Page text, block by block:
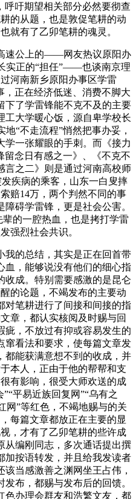
呼吁期望相关部分必然要彻查
的从题，也是敦促笔耕的动
就有了乙卯笔耕的魂灵。
公上的——网友热议原阳办
实正的“担任”——也谈南京理
河南新乡原阳办事区学雷
，正在经济低迷、消费不脚大
下了学雷锋能不克不及的主要
工大学暖心饭，源自卑学校长
“不走流程”悄然把事办妥，
学一张耀眼的手刺。而《接力
念日有感之一》、《不克不
之二》则是通过河南高校师
疾病的乘客，山东一白叟摔
赔14万，两个判然不同的事
碍学雷锋，更是社会公害。
的一腔热血，也是拷打学雷
强烈社会共识。
的总结，其实是正在回首带
血，能够说没有他们的细心指
收成。特别需要感激的是昆仑
的论题，不竭发布的主要动
对笔耕进行了间接和间接的指
章，都认实核阅及时赐与回
疵，不放过有抑或容易发生的
窜看法和要求，使每篇文章发
都能获满意想不到的收成，并
本人，正由于他的帮帮和支
有影响，很受大师欢送的成
平易近族回复网”“乌有之
网”等红色，不竭地赐与的关
每篇文章都放正在主要的显
，才有了乙卯笔耕的些许成
从编刚同志，多次通话提出撰
加按语转发，并且给我发读者
当感激善之渊网坐王占伟，
布，都赐与发布后的回馈。
色办理会群友和浩繁文友，都